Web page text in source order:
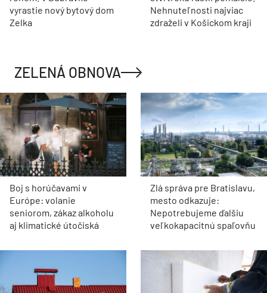
vyrastie nový bytový dom
Zelka
Nehnuteľnosti najviac
zdraželi v Košickom kraji
ZELENÁ OBNOVA
Boj s horúčavami v
Európe: volanie
seniorom, zákaz alkoholu
aj klimatické útočiská
Zlá správa pre Bratislavu,
mesto odkazuje:
Nepotrebujeme ďalšiu
veľkokapacitnú spaľovňu